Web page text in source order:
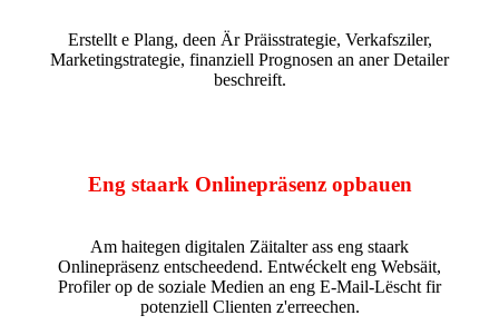
Erstellt e Plang, deen Är Präisstrategie, Verkafsziler,
Marketingstrategie, finanziell Prognosen an aner Detailer
beschreift.
Eng staark Onlinepräsenz opbauen
Am haitegen digitalen Zäitalter ass eng staark
Onlinepräsenz entscheedend. Entwéckelt eng Websäit,
Profiler op de soziale Medien an eng E-Mail-Lëscht fir
potenziell Clienten z'erreechen.